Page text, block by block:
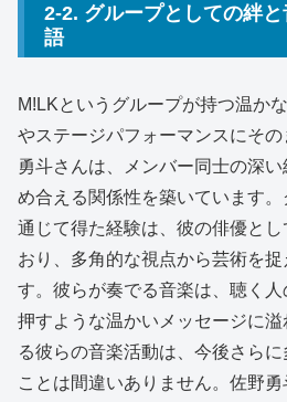
2-2. グループとしての絆
語
M!LKというグループが持つ温か
やステージパフォーマンスにそ
勇斗さんは、メンバー同士の深
め合える関係性を築いています
通じて得た経験は、彼の俳優と
おり、多角的な視点から芸術を
す。彼らが奏でる音楽は、聴く
押すような温かいメッセージに
る彼らの音楽活動は、今後さら
ことは間違いありません。佐野勇